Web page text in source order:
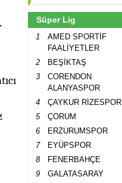
Süper Lig
1
AMED SPORTİF
FAALİYETLER
2 BEŞİKTAŞ
3
CORENDON
ALANYASPOR
4 ÇAYKUR RİZESPOR
5
ÇORUM
6
ERZURUMSPOR
7
EYÜPSPOR
8
FENERBAHÇE
9
GALATASARAY